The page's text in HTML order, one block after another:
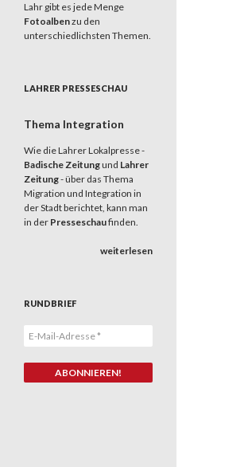
Lahr gibt es jede Menge
Fotoalbenzu den
unterschiedlichsten Themen.
LAHRER PRESSESCHAU
Thema Integration
Wie die Lahrer Lokalpresse -
Badische Zeitungund Lahrer
Zeitung- über das Thema
Migration und Integration in
der Stadt berichtet, kann man
in der Presseschaufinden.
weiterlesen
RUNDBRIEF